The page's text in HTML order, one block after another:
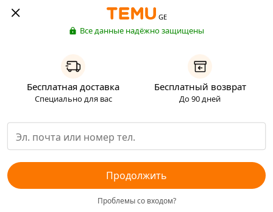
GE
Все данные надёжно защищены
Бесплатная доставка
Специально для вас
Бесплатный возврат
До 90 дней
Продолжить
Проблемы со входом?